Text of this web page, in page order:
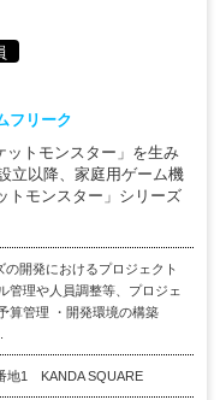
フリーク
ットモンスター」を生み
立以降、家庭用ゲーム機
トモンスター」シリーズ
の開発におけるプロジェクト
管理や人員調整等、プロジェ
算管理 ・開発環境の構築
地1 KANDA SQUARE